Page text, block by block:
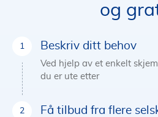
og
Beskriv ditt behov
Ved hjelp av et enkelt
du er ute etter
Få tilbud fra flere